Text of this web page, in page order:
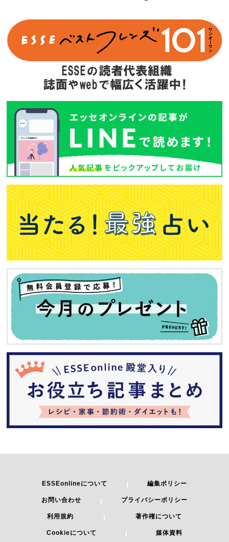
ESSEonlineについて 編集ポリシー
お問い合わせ プライバシーポリシー
利用規約 著作権について
Cookieについて 媒体資料